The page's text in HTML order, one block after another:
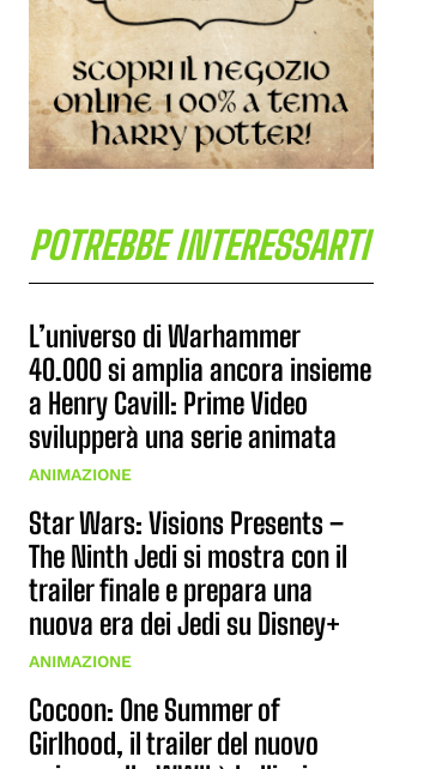
POTREBBE INTERESSARTI
L’universo di Warhammer
40.000 si amplia ancora insieme
a Henry Cavill: Prime Video
svilupperà una serie animata
ANIMAZIONE
Star Wars: Visions Presents –
The Ninth Jedi si mostra con il
trailer finale e prepara una
nuova era dei Jedi su Disney+
ANIMAZIONE
Cocoon: One Summer of
Girlhood, il trailer del nuovo